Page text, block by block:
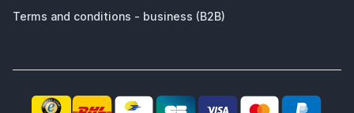
Terms and conditions - business (B2B)